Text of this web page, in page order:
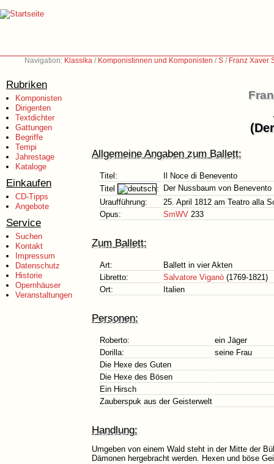
Navigation: Klassika / Komponistinnen und Komponisten /S / Franz Xaver
Rubriken
Komponisten
Dirigenten
Textdichter
Gattungen
Begriffe
Tempi
Jahrestage
Kataloge
Einkaufen
CD-Tipps
Angebote
Service
Suchen
Kontakt
Impressum
Datenschutz
Historie
Opernhäuser
Veranstaltungen
Allgemeine Angaben zum Ballett:
Titel:
Il Noce di Benevento
Titel
:
Der Nussbaum von Benevento
Uraufführung:
25. April 1812 am Teatro alla
Opus:
SmWV 233
Zum Ballett:
Art:
Ballett in vier Akten
Libretto:
Salvatore Viganò (1769-1821)
Ort:
Italien
Personen:
Roberto:
ein Jäger
Dorilla:
seine Frau
Die Hexe des Guten
Die Hexe des Bösen
Ein Hirsch
Zauberspuk aus der Geisterwelt
Handlung:
Umgeben von einem Wald steht in der Mitte der
Dämonen hergebracht werden. Hexen und böse